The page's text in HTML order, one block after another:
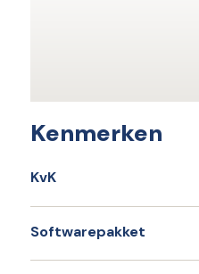
Kenmerken
KvK
Softwarepakket